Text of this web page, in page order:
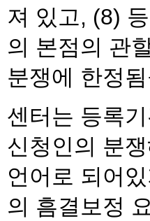
져 있고, (8)
의 본점의 관
분쟁에 한정
센터는 등록
신청인의 분
언어로 되어
의 흠결보정